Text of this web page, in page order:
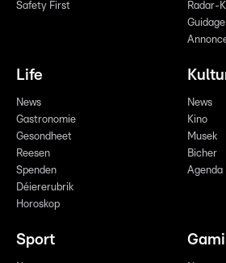
Safety First
Radar-
Life
News
Gastronomie
Gesondheet
Reesen
Spenden
Déiererubrik
Horoskop
News
Kino
Musek
Bicher
Agenda
Sport